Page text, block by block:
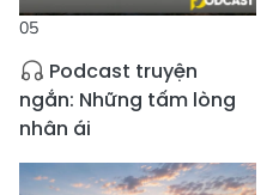
05
Podcast truyện
ngắn: Những tấm lòng
nhân ái